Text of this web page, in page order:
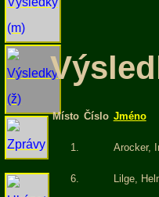
Místo Číslo Jméno
1. Arocker,
6. Lilge,